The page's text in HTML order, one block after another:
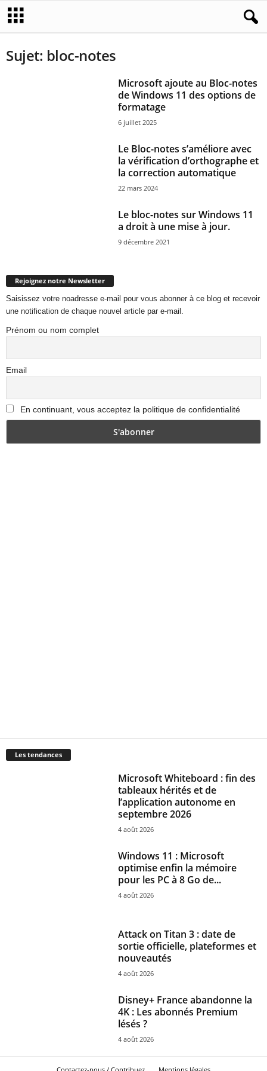
Sujet: bloc-notes
Microsoft ajoute au Bloc-notes
de Windows 11 des options de
formatage
6 juillet 2025
Le Bloc-notes s’améliore avec
la vérification d’orthographe et
la correction automatique
22 mars 2024
Le bloc-notes sur Windows 11
a droit à une mise à jour.
9 décembre 2021
Rejoignez notre Newsletter
Saisissez votre noadresse e-mail pour vous abonner à ce blog et recevoir
une notification de chaque nouvel article par e-mail.
Prénom ou nom complet
Email
En continuant, vous acceptez la politique de confidentialité
Les tendances
Microsoft Whiteboard : fin des
tableaux hérités et de
l’application autonome en
septembre 2026
4 août 2026
Windows 11 : Microsoft
optimise enfin la mémoire
pour les PC à 8 Go de...
4 août 2026
Attack on Titan 3 : date de
sortie officielle, plateformes et
nouveautés
4 août 2026
Disney+ France abandonne la
4K : Les abonnés Premium
lésés ?
4 août 2026